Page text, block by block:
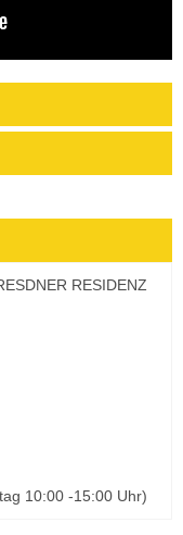
RESIDENZ
10:00 -15:00 Uhr)